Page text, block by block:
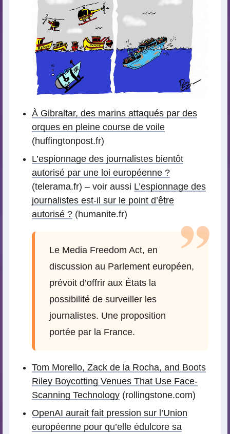
À Gibraltar, des marins attaqués par des
orques en pleine course de voile
(huffingtonpost.fr)
L’espionnage des journalistes bientôt
autorisé par une loi européenne ?
(telerama.fr) – voir aussi L’espionnage des
journalistes est-il sur le point d’être
autorisé ? (humanite.fr)
Le Media Freedom Act, en
discussion au Parlement européen,
prévoit d’offrir aux États la
possibilité de surveiller les
journalistes. Une proposition
portée par la France.
Tom Morello, Zack de la Rocha, and Boots
Riley Boycotting Venues That Use Face-
Scanning Technology (rollingstone.com)
OpenAI aurait fait pression sur l’Union
européenne pour qu’elle édulcore sa